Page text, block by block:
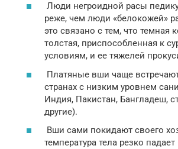
Люди негроидной расы
реже, чем люди «белокожей»
это связано с тем, что темная
толстая, приспособленная к
условиям, и ее тяжелей
Платяные вши чаще
странах с низким уровнем
Индия, Пакистан, Бангладеш,
другие).
Вши сами покидают своего
температура тела резко падает